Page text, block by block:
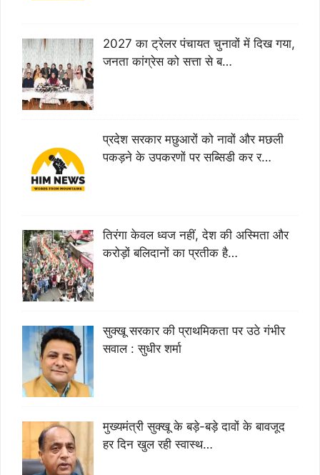
2027 का ट्रेलर पंचायत चुनावों में दिख गया,
जनता कांग्रेस को सत्ता से ब…
प्रदेश सरकार मछुआरों को नावों और मछली
पकड़ने के उपकरणों पर सब्सिडी कर र…
तिरंगा केवल ध्वज नहीं, देश की अस्मिता और
करोड़ों बलिदानों का प्रतीक है…
सुक्खू सरकार की प्राथमिकता पर उठे गंभीर
सवाल : सुधीर शर्मा
मुख्यमंत्री सुक्खू के बड़े-बड़े दावों के बावजूद
हर दिन खुल रही स्वास्थ…